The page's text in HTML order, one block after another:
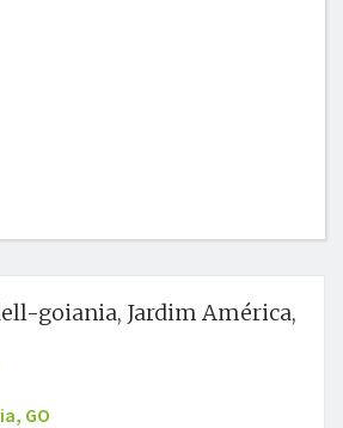
goiania, Jardim América,
GO